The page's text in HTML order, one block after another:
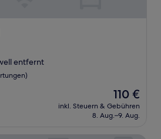
entfernt
Der
Preis
beträgt
110 €
inkl. Steuern & Gebühren
8. Aug.–9. Aug.